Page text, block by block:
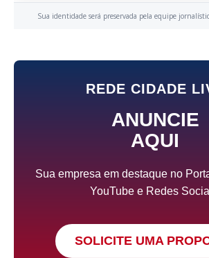
Sua identidade será preservada pela equipe
REDE CIDADE
ANUNCIE
AQUI
Sua empresa em destaque no
YouTube e Redes
SOLICITE UMA